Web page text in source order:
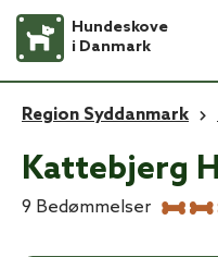
Hundeskove
i Danmark
Region Syddanmark
Kattebjerg
9 Bedømmelser